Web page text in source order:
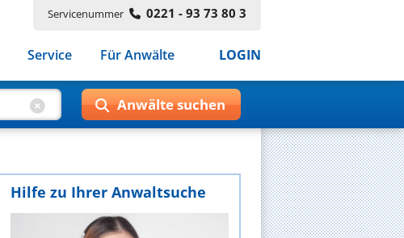
Servicenummer 0221 - 93 73 80 3
Service Für Anwälte LOGIN
Hilfe zu Ihrer Anwaltsuche